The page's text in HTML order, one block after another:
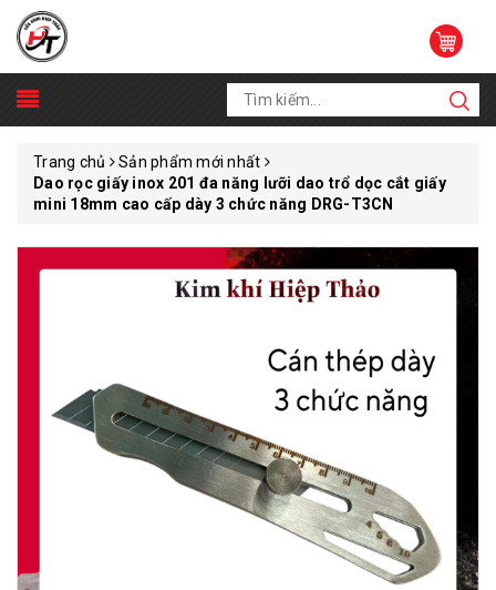
Trang chủ
Sản phẩm mới nhất
Dao rọc giấy inox 201 đa năng lưỡi dao trổ dọc cắt giấy
mini 18mm cao cấp dày 3 chức năng DRG-T3CN